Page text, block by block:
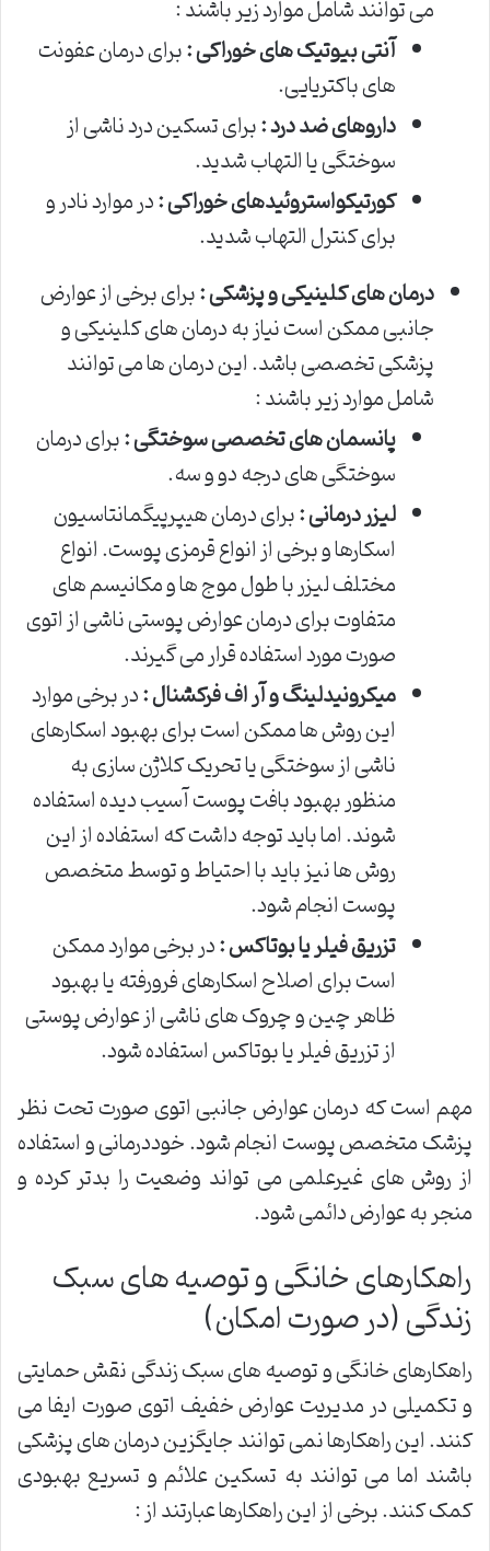
می توانند شامل موارد زیر باشند :
آنتی بیوتیک های خوراکی :برای درمان عفونت
های باکتریایی.
داروهای ضد درد :برای تسکین درد ناشی از
سوختگی یا التهاب شدید.
کورتیکواستروئیدهای خوراکی :در موارد نادر و
برای کنترل التهاب شدید.
درمان های کلینیکی و پزشکی :برای برخی از عوارض
جانبی ممکن است نیاز به درمان های کلینیکی و
پزشکی تخصصی باشد. این درمان ها می توانند
شامل موارد زیر باشند :
پانسمان های تخصصی سوختگی :برای درمان
سوختگی های درجه دو و سه.
لیزر درمانی :برای درمان هیپرپیگمانتاسیون
اسکارها و برخی از انواع قرمزی پوست. انواع
مختلف لیزر با طول موج ها و مکانیسم های
متفاوت برای درمان عوارض پوستی ناشی از اتوی
صورت مورد استفاده قرار می گیرند.
میکرونیدلینگ و آر اف فرکشنال :در برخی موارد
این روش ها ممکن است برای بهبود اسکارهای
ناشی از سوختگی یا تحریک کلاژن سازی به
منظور بهبود بافت پوست آسیب دیده استفاده
شوند. اما باید توجه داشت که استفاده از این
روش ها نیز باید با احتیاط و توسط متخصص
پوست انجام شود.
تزریق فیلر یا بوتاکس :در برخی موارد ممکن
است برای اصلاح اسکارهای فرورفته یا بهبود
ظاهر چین و چروک های ناشی از عوارض پوستی
از تزریق فیلر یا بوتاکس استفاده شود.
مهم است که درمان عوارض جانبی اتوی صورت تحت نظر
پزشک متخصص پوست انجام شود. خوددرمانی و استفاده
از روش های غیرعلمی می تواند وضعیت را بدتر کرده و
منجر به عوارض دائمی شود.
راهکارهای خانگی و توصیه های سبک
زندگی (در صورت امکان)
راهکارهای خانگی و توصیه های سبک زندگی نقش حمایتی
و تکمیلی در مدیریت عوارض خفیف اتوی صورت ایفا می
کنند. این راهکارها نمی توانند جایگزین درمان های پزشکی
باشند اما می توانند به تسکین علائم و تسریع بهبودی
کمک کنند. برخی از این راهکارها عبارتند از :